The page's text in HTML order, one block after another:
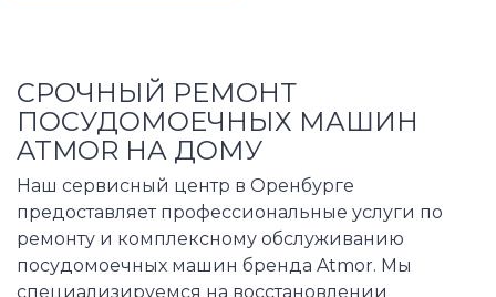
СРОЧНЫЙ РЕМОНТ
ПОСУДОМОЕЧНЫХ МАШИН
ATMOR НА ДОМУ
Наш сервисный центр в Оренбурге
предоставляет профессиональные услуги по
ремонту и комплексному обслуживанию
посудомоечных машин бренда Atmor. Мы
специализируемся на восстановлении